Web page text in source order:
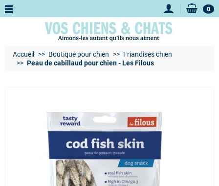
0
Accueil Boutique pour chien
Friandises chien
Peau de cabillaud pour chien - Les Filous